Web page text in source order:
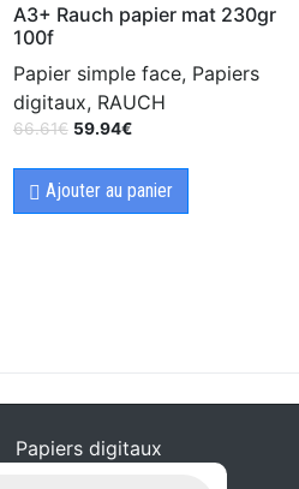
A3+ Rauch papier mat 230gr
100f
Papier simple face, Papiers
digitaux, RAUCH
66.61€ 59.94€
Ajouter au panier
Papiers digitaux